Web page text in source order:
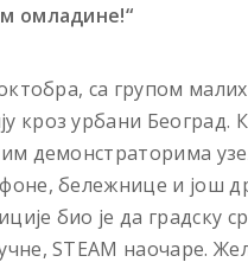
омладине!“
са групом
кроз урбани Београд.
демонстраторима
бележнице и још
био је да градску
STEAM наочаре.